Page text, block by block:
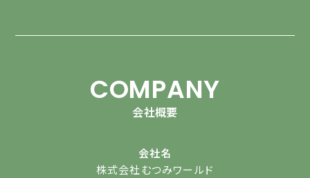
COMPANY
会社概要
会社名
株式会社むつみワールド